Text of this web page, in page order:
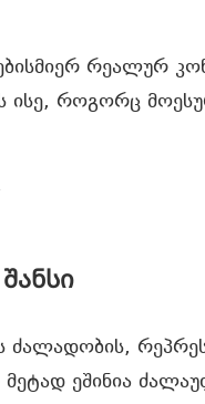
რეალურ
ისე, როგორც
ეშინია